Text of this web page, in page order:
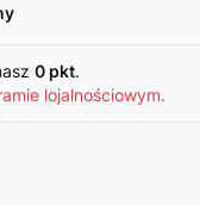
0 pkt.
lojalnościowym.